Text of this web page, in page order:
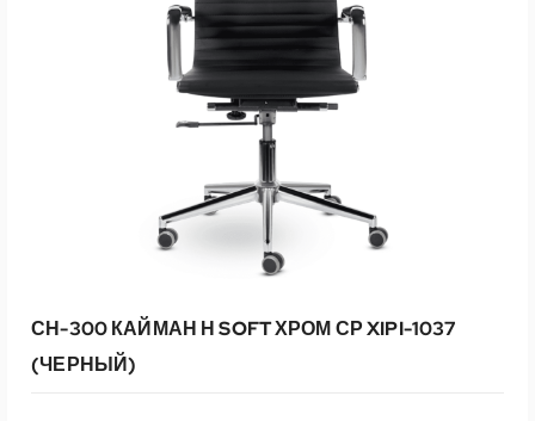
СН-300 КАЙМАН Н SOFT ХРОМ СР XIPI-1037
(ЧЕРНЫЙ)